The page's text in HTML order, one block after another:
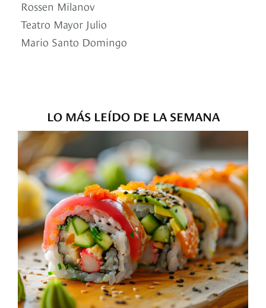
Rossen Milanov
Teatro Mayor Julio
Mario Santo Domingo
LO MÁS LEÍDO DE LA SEMANA